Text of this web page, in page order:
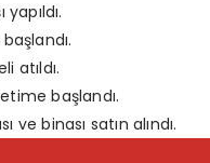
atıldı.
başlandı.
ve binası satın alındı.